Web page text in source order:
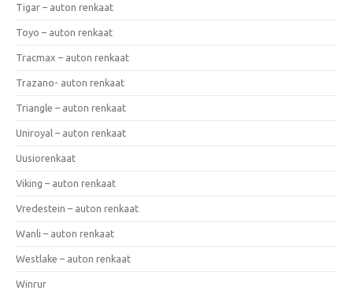
Tigar – auton renkaat
Toyo – auton renkaat
Tracmax – auton renkaat
Trazano- auton renkaat
Triangle – auton renkaat
Uniroyal – auton renkaat
Uusiorenkaat
Viking – auton renkaat
Vredestein – auton renkaat
Wanli – auton renkaat
Westlake – auton renkaat
Winrur